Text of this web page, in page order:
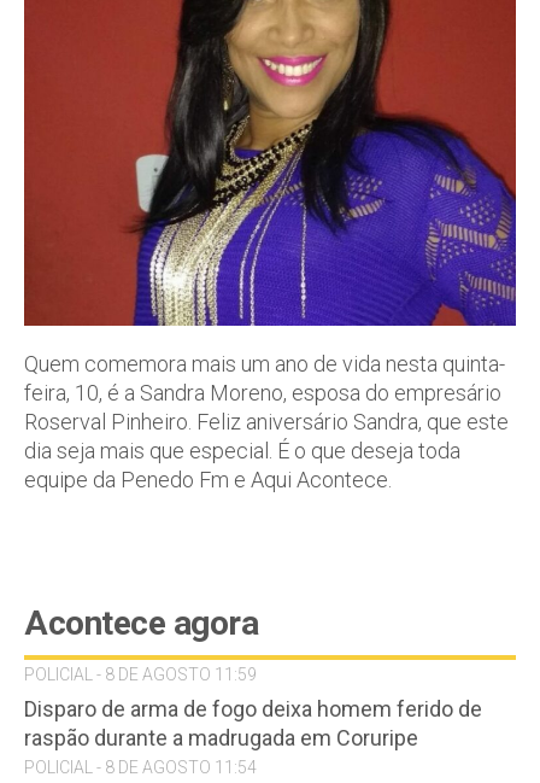
Quem comemora mais um ano de vida nesta quinta-
feira, 10, é a Sandra Moreno, esposa do empresário
Roserval Pinheiro. Feliz aniversário Sandra, que este
dia seja mais que especial. É o que deseja toda
equipe da Penedo Fm e Aqui Acontece.
Acontece agora
POLICIAL - 8 DE AGOSTO 11:59
Disparo de arma de fogo deixa homem ferido de
raspão durante a madrugada em Coruripe
POLICIAL - 8 DE AGOSTO 11:54